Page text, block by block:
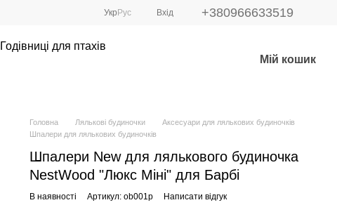
Укр Рус Вхід +380966633519
Годівниці для птахів
Мій кошик
Головна Лялькові будиночки
Аксесуари для лялькових будиночків
Шпалери для лялькових будиночків
Шпалери New для лялькового будиночка
NestWood "Люкс Міні" для Барбі
В наявності Артикул: ob001p Написати відгук